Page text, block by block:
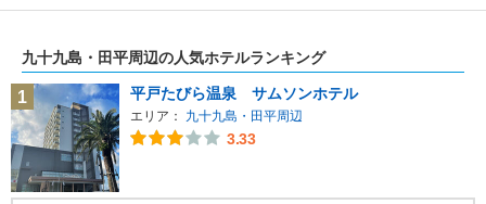
九十九島・田平周辺の人気ホテルランキング
1 平戸たびら温泉 サムソンホテル
エリア： 九十九島・田平周辺
3.33